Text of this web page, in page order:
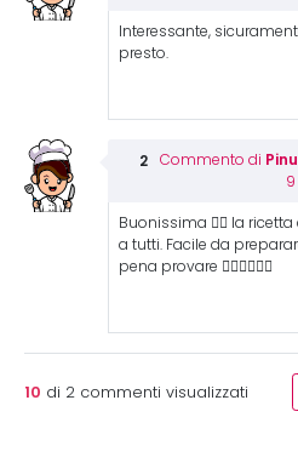
Interessante,
presto.
Commento di
Buonissima 👍🏻 la
a tutti. Facile da
pena provare 👍🏻👍🏻👍🏻
10 di 2 commenti visualizzati